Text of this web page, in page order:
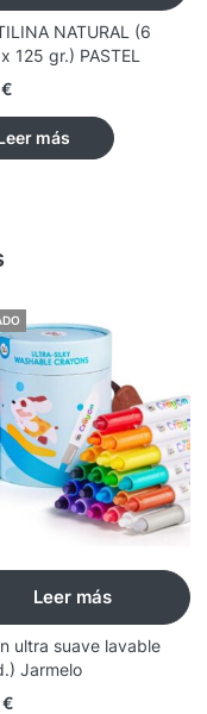
NATURAL (6
125 gr.) PASTEL
€
más
Leer más
ultra suave lavable
Jarmelo
€